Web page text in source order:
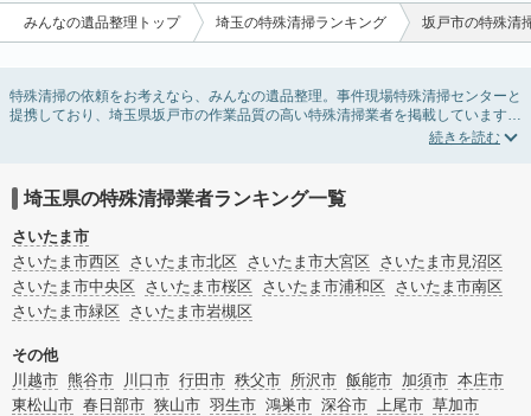
みんなの遺品整理トップ 埼玉の特殊清掃ランキング 坂戸市の特殊清
特殊清掃の依頼をお考えなら、みんなの遺品整理。事件現場特殊清掃センターと
提携しており、埼玉県坂戸市の作業品質の高い特殊清掃業者を掲載しています。
孤独死・孤立死に伴う不用品の処分・回収・引き取りから、事件・事故・自殺現
ムによる原状回復・オゾン脱臭機による腐敗臭などの臭いの脱臭・消臭サービス
など絞り込み条件を利用し検索してみましょう。
また故人のご遺族だけでなく不動産管理会社様やオーナー様(賃貸家主様)、行政
のご担当者様でも相談できます。
埼玉県の特殊清掃業者ランキング一覧
さいたま市
さいたま市西区
さいたま市北区 さいたま市大宮区
さいたま市見沼区
さいたま市中央区
さいたま市桜区 さいたま市浦和区
さいたま市南区
さいたま市緑区
さいたま市岩槻区
その他
川越市 熊谷市 川口市 行田市 秩父市 所沢市 飯能市 加須市 本庄市
東松山市 春日部市 狭山市 羽生市 鴻巣市 深谷市 上尾市 草加市